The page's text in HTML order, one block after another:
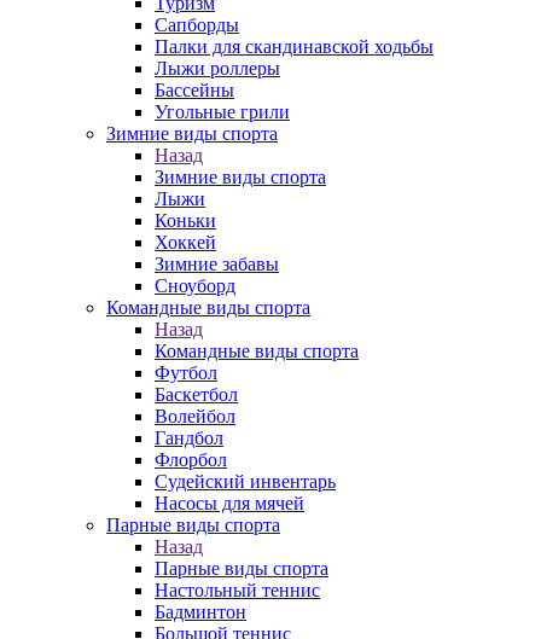
Сапборды
Палки для скандинавской ходьбы
Лыжи роллеры
Бассейны
Угольные грили
Зимние виды спорта
Назад
Зимние виды спорта
Лыжи
Коньки
Хоккей
Зимние забавы
Сноуборд
Командные виды спорта
Назад
Командные виды спорта
Футбол
Баскетбол
Волейбол
Гандбол
Флорбол
Судейский инвентарь
Насосы для мячей
Парные виды спорта
Назад
Парные виды спорта
Настольный теннис
Бадминтон
Большой теннис